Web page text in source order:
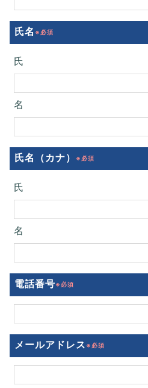
氏名
氏
名
氏名（カナ）
氏
名
電話番号
メールアドレス